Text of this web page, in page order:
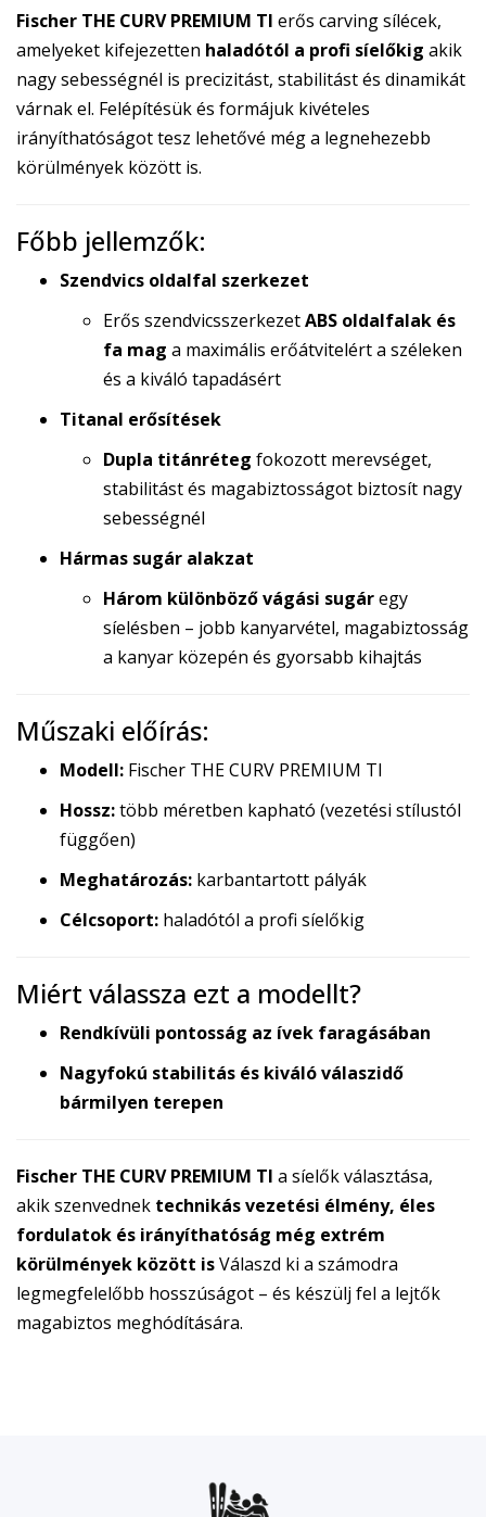
Fischer THE CURV PREMIUM TI erős carving sílécek,
amelyeket kifejezetten haladótól a profi síelőkig akik
nagy sebességnél is precizitást, stabilitást és dinamikát
várnak el. Felépítésük és formájuk kivételes
irányíthatóságot tesz lehetővé még a legnehezebb
körülmények között is.
Főbb jellemzők:
Szendvics oldalfal szerkezet
Erős szendvicsszerkezetABS oldalfalak és
fa mag a maximális erőátvitelért a széleken
és a kiváló tapadásért
Titanal erősítések
Dupla titánréteg fokozott merevséget,
stabilitást és magabiztosságot biztosít nagy
sebességnél
Hármas sugár alakzat
Három különböző vágási sugáregy
síelésben – jobb kanyarvétel, magabiztosság
a kanyar közepén és gyorsabb kihajtás
Műszaki előírás:
Modell: Fischer THE CURV PREMIUM TI
Hossz:több méretben kapható (vezetési stílustól
függően)
Meghatározás: karbantartott pályák
Célcsoport: haladótól a profi síelőkig
Miért válassza ezt a modellt?
Rendkívüli pontosság az ívek faragásában
Nagyfokú stabilitás és kiváló válaszidő
bármilyen terepen
Fischer THE CURV PREMIUM TI a síelők választása,
akik szenvednek technikás vezetési élmény, éles
fordulatok és irányíthatóság még extrém
körülmények között isVálaszd ki a számodra
legmegfelelőbb hosszúságot – és készülj fel a lejtők
magabiztos meghódítására.